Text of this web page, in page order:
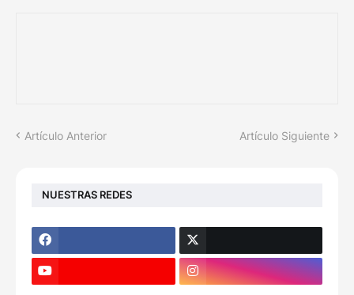
Artículo Anterior Artículo Siguiente
NUESTRAS REDES